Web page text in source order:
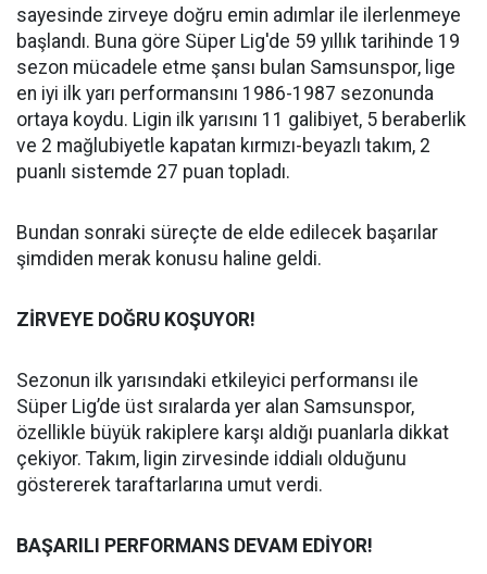
sayesinde zirveye doğru emin adımlar ile ilerlenmeye
başlandı. Buna göre Süper Lig'de 59 yıllık tarihinde 19
sezon mücadele etme şansı bulan Samsunspor, lige
en iyi ilk yarı performansını 1986-1987 sezonunda
ortaya koydu. Ligin ilk yarısını 11 galibiyet, 5 beraberlik
ve 2 mağlubiyetle kapatan kırmızı-beyazlı takım, 2
puanlı sistemde 27 puan topladı.
Bundan sonraki süreçte de elde edilecek başarılar
şimdiden merak konusu haline geldi.
ZİRVEYE DOĞRU KOŞUYOR!
Sezonun ilk yarısındaki etkileyici performansı ile
Süper Lig’de üst sıralarda yer alan Samsunspor,
özellikle büyük rakiplere karşı aldığı puanlarla dikkat
çekiyor. Takım, ligin zirvesinde iddialı olduğunu
göstererek taraftarlarına umut verdi.
BAŞARILI PERFORMANS DEVAM EDİYOR!